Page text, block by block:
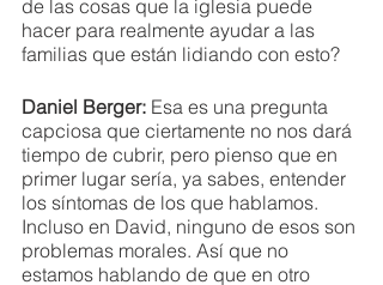
de las cosas que la iglesia puede
hacer para realmente ayudar a las
familias que están lidiando con esto?
Daniel Berger: Esa es una pregunta
capciosa que ciertamente no nos dará
tiempo de cubrir, pero pienso que en
primer lugar sería, ya sabes, entender
los síntomas de los que hablamos.
Incluso en David, ninguno de esos son
problemas morales. Así que no
estamos hablando de que en otro